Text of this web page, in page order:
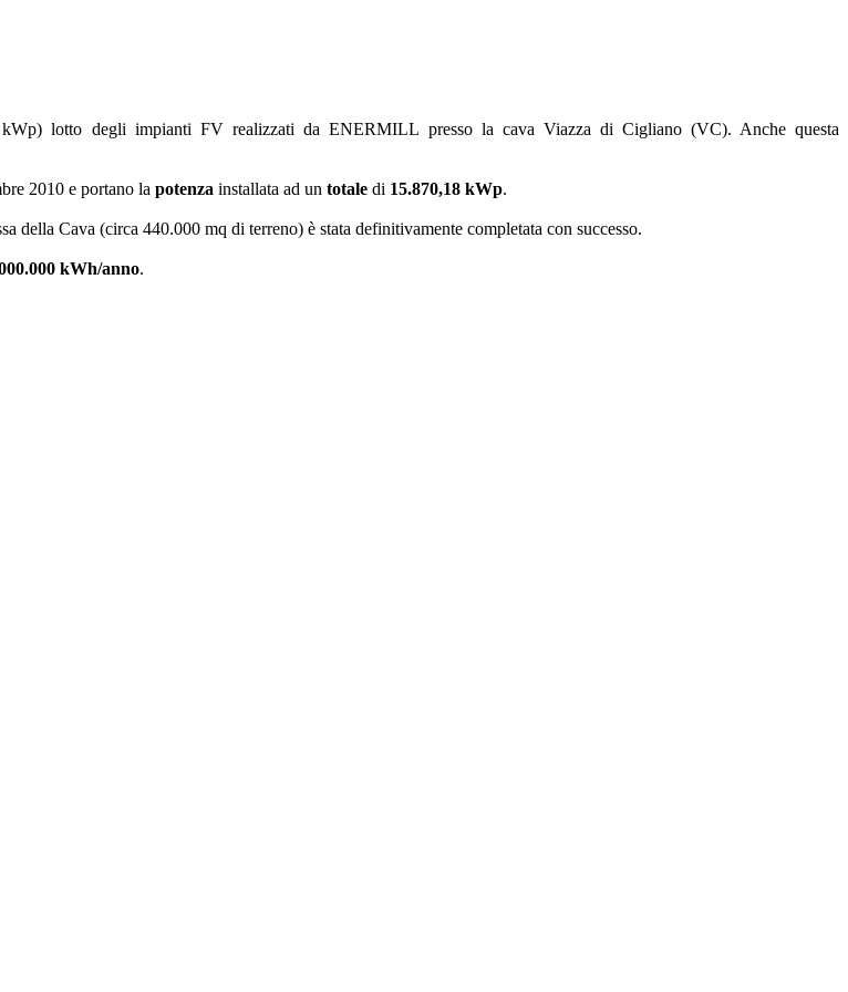
lotto degli impianti FV realizzati da ENERMILL presso la cava Viazza di Cigliano (VC). Anche questa
2010 e portano la potenza installata ad un totale di 15.870,18 kWp.
della Cava (circa 440.000 mq di terreno) è stata definitivamente completata con successo.
kWh/anno.